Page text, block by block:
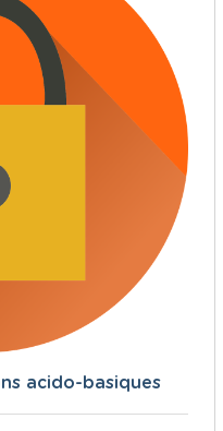
acido-basiques